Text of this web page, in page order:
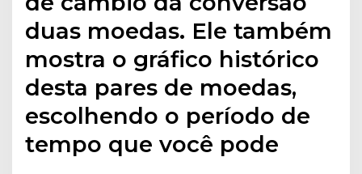
duas moedas. Ele também
mostra o gráfico histórico
desta pares de moedas,
escolhendo o período de
tempo que você pode